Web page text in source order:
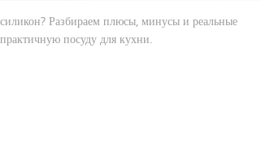
Разбираем плюсы, минусы и реальные
посуду для кухни.